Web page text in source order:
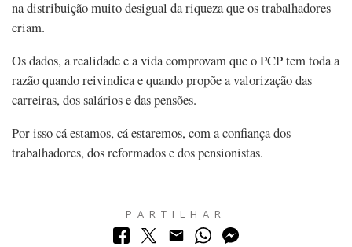
na distribuição muito desigual da riqueza que os trabalhadores
criam.
Os dados, a realidade e a vida comprovam que o PCP tem toda a
razão quando reivindica e quando propõe a valorização das
carreiras, dos salários e das pensões.
Por isso cá estamos, cá estaremos, com a confiança dos
trabalhadores, dos reformados e dos pensionistas.
PARTILHAR